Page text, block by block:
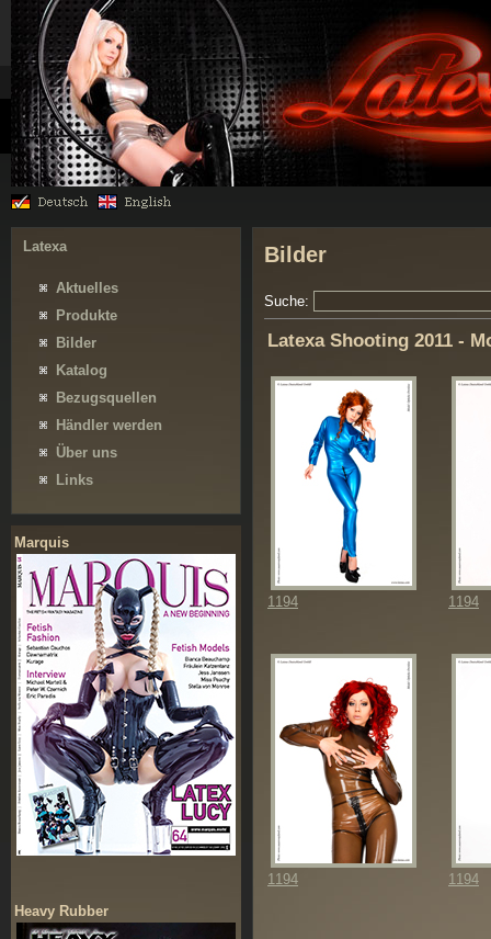
Latexa
Aktuelles
Produkte
Bilder
Katalog
Bezugsquellen
Händler werden
Über uns
Links
Marquis
Heavy Rubber
Bilder
Suche:
Latexa Shooting 2011 -
1194 1194
1194 1194